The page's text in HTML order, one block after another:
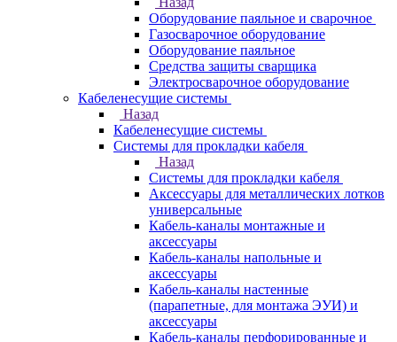
Оборудование паяльное и сварочное
Газосварочное оборудование
Оборудование паяльное
Средства защиты сварщика
Электросварочное оборудование
Кабеленесущие системы
Назад
Кабеленесущие системы
Системы для прокладки кабеля
Назад
Системы для прокладки кабеля
Аксессуары для металлических лотков
универсальные
Кабель-каналы монтажные и
аксессуары
Кабель-каналы напольные и
аксессуары
Кабель-каналы настенные
(парапетные, для монтажа ЭУИ) и
аксессуары
Кабель-каналы перфорированные и